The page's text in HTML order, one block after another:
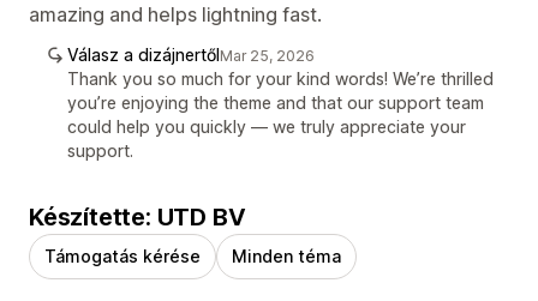
amazing and helps lightning fast.
Válasz a dizájnertőlMar 25, 2026
Thank you so much for your kind words! We’re thrilled
you’re enjoying the theme and that our support team
could help you quickly — we truly appreciate your
support.
Készítette: UTD BV
Támogatás kérése Minden téma